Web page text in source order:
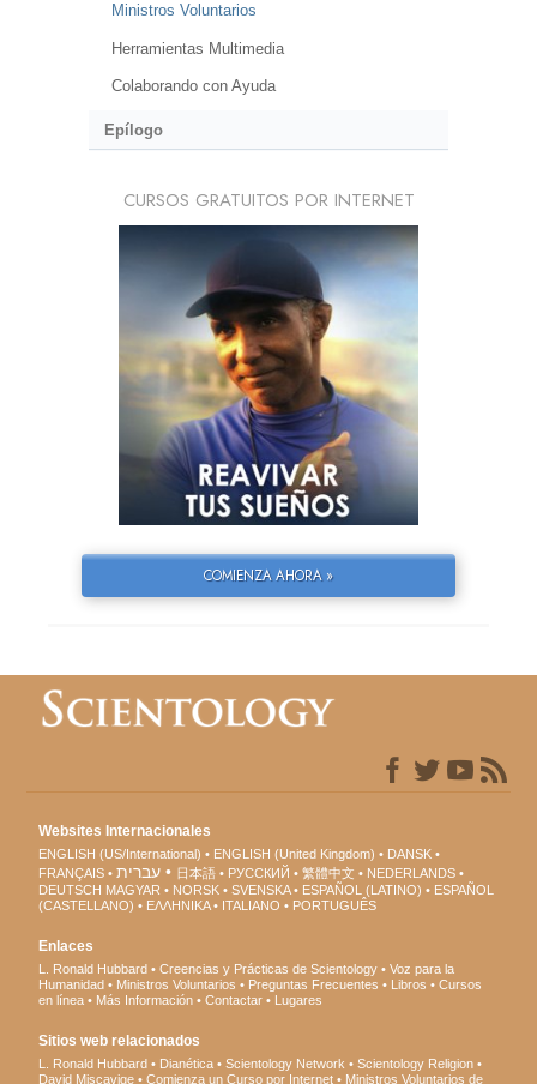
Ministros Voluntarios
Herramientas Multimedia
Colaborando con Ayuda
Epílogo
CURSOS GRATUITOS POR INTERNET
COMIENZA AHORA »
Websites Internacionales
ENGLISH (US/International) ENGLISH (United Kingdom)
DANSK
FRANÇAIS
עברית 日本語 РУССКИЙ 繁體中文
NEDERLANDS
DEUTSCH MAGYAR NORSK SVENSKA ESPAÑOL (LATINO)
ESPAÑOL
(CASTELLANO)
ΕΛΛΗΝΙΚA ITALIANO PORTUGUÊS
Enlaces
L. Ronald Hubbard Creencias y Prácticas de Scientology
Voz para la
Humanidad
Ministros Voluntarios Preguntas Frecuentes Libros
Cursos
en línea
Más Información Contactar Lugares
Sitios web relacionados
L. Ronald Hubbard Dianética Scientology Network
Scientology Religion
David Miscavige
Comienza un Curso por Internet Ministros Voluntarios de